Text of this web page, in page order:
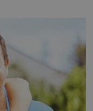
svého života